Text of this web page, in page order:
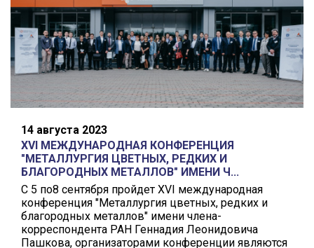
14 августа 2023
XVI МЕЖДУНАРОДНАЯ КОНФЕРЕНЦИЯ
"МЕТАЛЛУРГИЯ ЦВЕТНЫХ, РЕДКИХ И
БЛАГОРОДНЫХ МЕТАЛЛОВ" ИМЕНИ Ч...
С 5 по8 сентября пройдет XVI международная
конференция "Металлургия цветных, редких и
благородных металлов" имени члена-
корреспондента РАН Геннадия Леонидовича
Пашкова, организаторами конференции являются